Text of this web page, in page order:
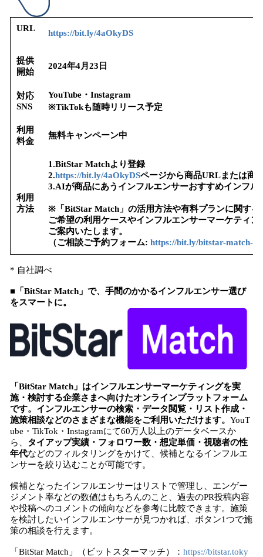
URL https://bit.ly/4aOkyDS
提供
開始
2024年4月23日
対応
SNS
YouTube・Instagram
※TikTokも随時リリース予定
利用
料金
無料キャンペーン中
利用
方法
1.BitStar Matchより登録
2.https://bit.ly/4aOkyDSページから商品URLまたは商
3.AIが商品にあうインフルエンサーおすすめインフル
※「BitStar Match」の活用方法や有料プランに関する
ご希望の利用ケースやインフルエンサーマーケティ
ご案内いたします。
（ご相談ご予約フォーム: https://bit.ly/bitstar-match-
* 自社調べ
■「BitStar Match」で、手間のかかるインフルエンサー選び
をスマートに。
「BitStar Match」はインフルエンサーマーケティングを実
施・検討する企業さまへ向けたオンラインプラットフォーム
です。インフルエンサーの検索・データ閲覧・リスト作成・
施策相談などのさまざまな機能をご利用いただけます。 YouT
ube・TikTok・Instagramにて60万人以上のデータベースか
ら、 タイアップ実績・フォロワー数・想定単価・視聴者の性
年代などのフィルタリングをかけて、候補となるインフルエ
ンサーを絞り込むことが可能です。
候補となったインフルエンサーはリストで管理し、エンゲー
ジメント率などの数値はもちろんのこと、過去のPR投稿内容
や投稿へのコメントの傾向などを参考に比較できます。施策
を検討したいインフルエンサーが見つかれば、ボタン1つで施
策の相談を行えます。
「BitStar Match」（ビットスターマッチ）： https://bitstar.toky